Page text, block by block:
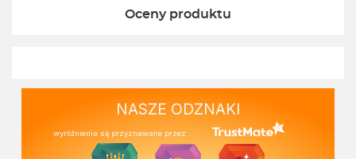
Oceny produktu
NASZE ODZNAKI
wyróżnienia są przyznawane przez